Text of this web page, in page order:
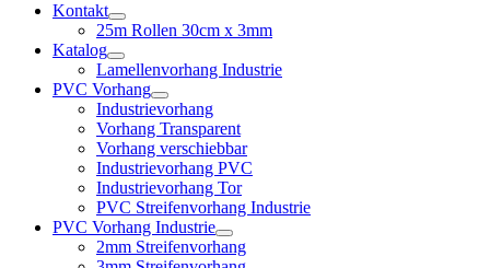
Kontakt
25m Rollen 30cm x 3mm
Katalog
Lamellenvorhang Industrie
PVC Vorhang
Industrievorhang
Vorhang Transparent
Vorhang verschiebbar
Industrievorhang PVC
Industrievorhang Tor
PVC Streifenvorhang Industrie
PVC Vorhang Industrie
2mm Streifenvorhang